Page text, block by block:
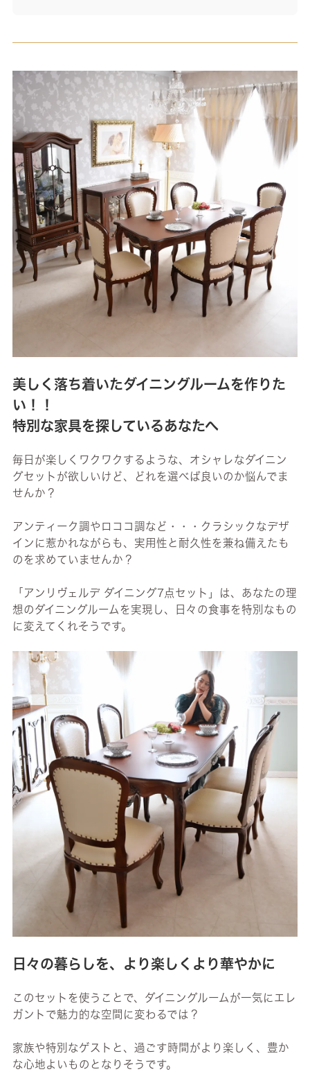
美しく落ち着いたダイニングルームを作りた
い！！
特別な家具を探しているあなたへ
毎日が楽しくワクワクするような、オシャレなダイニン
グセットが欲しいけど、どれを選べば良いのか悩んでま
せんか？
アンティーク調やロココ調など・・・クラシックなデザ
インに惹かれながらも、実用性と耐久性を兼ね備えたも
のを求めていませんか？
「アンリヴェルデ ダイニング7点セット」は、あなたの理
想のダイニングルームを実現し、日々の食事を特別なもの
に変えてくれそうです。
日々の暮らしを、より楽しくより華やかに
このセットを使うことで、ダイニングルームが一気にエレ
ガントで魅力的な空間に変わるでは？
家族や特別なゲストと、過ごす時間がより楽しく、豊か
な心地よいものとなりそうです。